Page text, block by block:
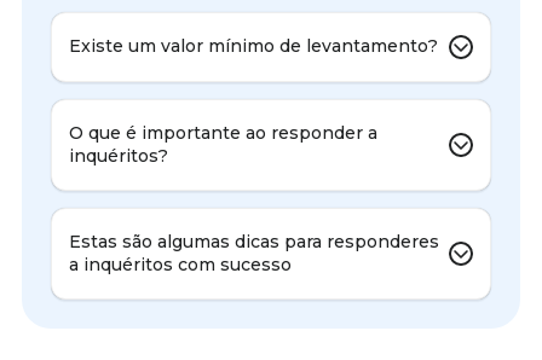
Existe um valor mínimo de levantamento?
O que é importante ao responder a
inquéritos?
Estas são algumas dicas para responderes
a inquéritos com sucesso